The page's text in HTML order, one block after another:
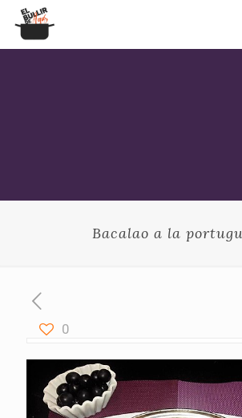
Bacalao a la
0